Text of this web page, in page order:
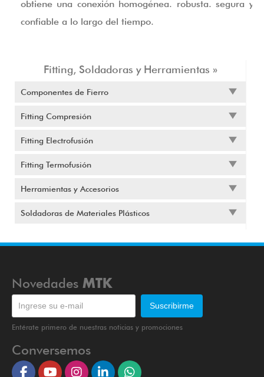
Fitting, Soldadoras y Herramientas »
Componentes de Fierro
Fitting Compresión
Fitting Electrofusión
Fitting Termofusión
Herramientas y Accesorios
Soldadoras de Materiales Plásticos
obtiene una conexión homogénea. robusta. segura y
confiable a lo largo del tiempo.
Novedades MTK
Entérate primero de nuestras noticias y promociones
Conversemos